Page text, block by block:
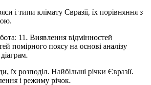
і типи клімату Євразії, їх порівняння з
11. Виявлення відмінностей
помірного поясу на основі аналізу
діаграм.
їх розподіл. Найбільші річки Євразії.
і режиму річок.